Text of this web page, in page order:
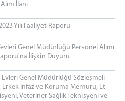
İlanı
Yılı Faaliyet Raporu
Genel Müdürlüğü Personel Alımı
İlişkin Duyuru
Evleri Genel Müdürlüğü Sözleşmeli
Erkek İnfaz ve Koruma Memuru, Et
Veteriner Sağlık Teknisyeni ve